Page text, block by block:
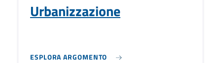
Urbanizzazione
ESPLORA ARGOMENTO